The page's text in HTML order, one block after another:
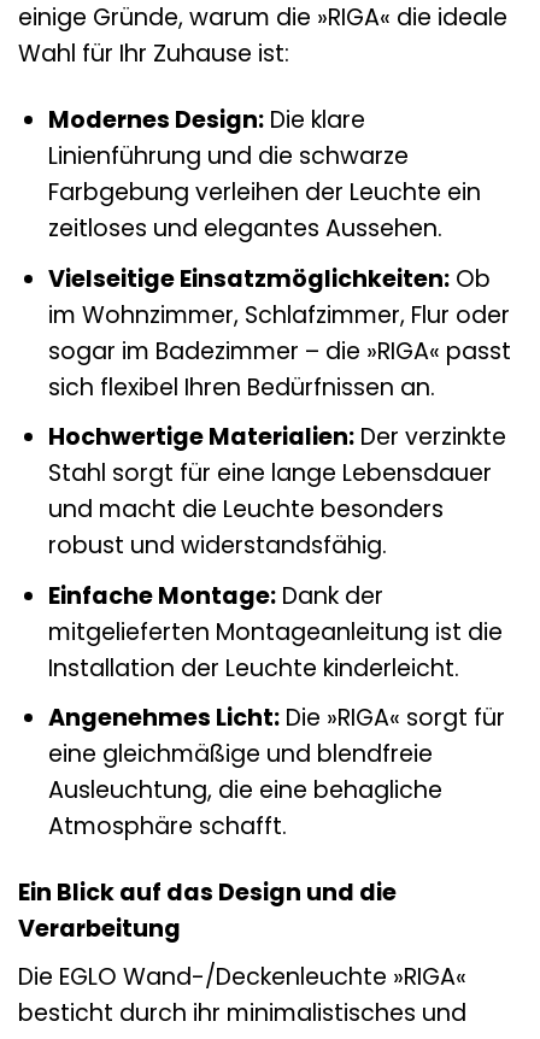
einige Gründe, warum die »RIGA« die ideale
Wahl für Ihr Zuhause ist:
Modernes Design:Die klare
Linienführung und die schwarze
Farbgebung verleihen der Leuchte ein
zeitloses und elegantes Aussehen.
Vielseitige Einsatzmöglichkeiten:Ob
im Wohnzimmer, Schlafzimmer, Flur oder
sogar im Badezimmer – die »RIGA« passt
sich flexibel Ihren Bedürfnissen an.
Hochwertige Materialien:Der verzinkte
Stahl sorgt für eine lange Lebensdauer
und macht die Leuchte besonders
robust und widerstandsfähig.
Einfache Montage:Dank der
mitgelieferten Montageanleitung ist die
Installation der Leuchte kinderleicht.
Angenehmes Licht:Die »RIGA« sorgt für
eine gleichmäßige und blendfreie
Ausleuchtung, die eine behagliche
Atmosphäre schafft.
Ein Blick auf das Design und die
Verarbeitung
Die EGLO Wand-/Deckenleuchte »RIGA«
besticht durch ihr minimalistisches und